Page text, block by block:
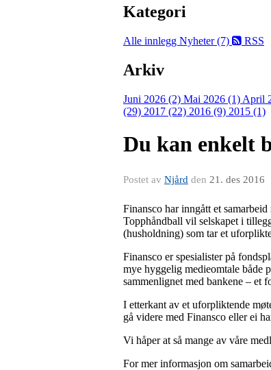
Kategori
Alle innlegg Nyheter (7) RSS
Arkiv
Juni 2026 (2) Mai 2026 (1) April
(29) 2017 (22) 2016 (9) 2015 (1)
Du kan enkelt
Postet av Njård den 21. des 2016
Finansco har inngått et
Topphåndball vil selskapet i
(husholdning) som tar et
Finansco er spesialister på
mye hyggelig medieomtale både
sammenlignet med bankene – et
I etterkant av et uforpliktende
gå videre med Finansco eller ei
Vi håper at så mange av våre
For mer informasjon om